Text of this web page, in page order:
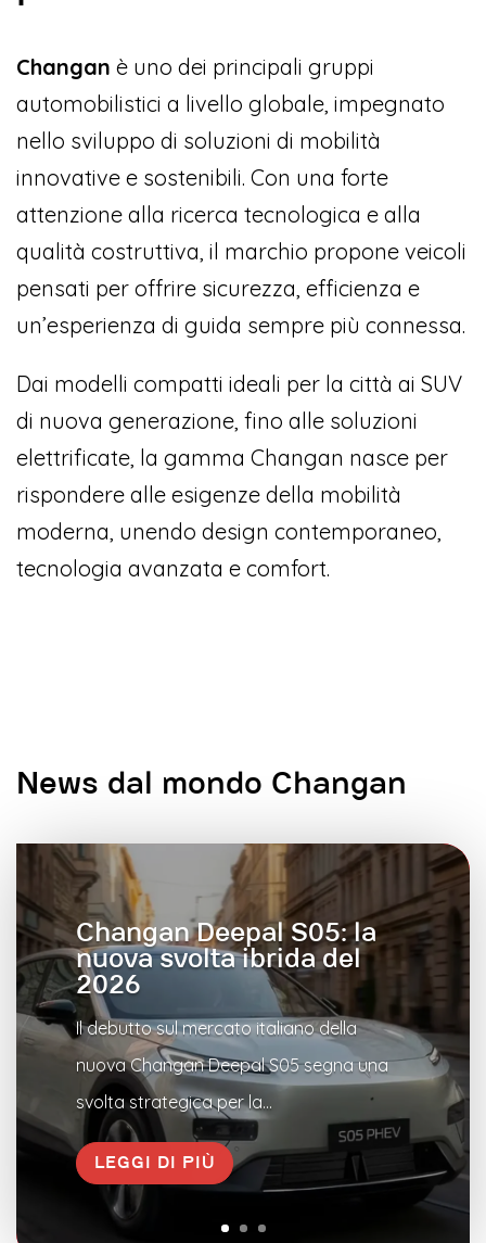
Changan è uno dei principali gruppi
automobilistici a livello globale, impegnato
nello sviluppo di soluzioni di mobilità
innovative e sostenibili. Con una forte
attenzione alla ricerca tecnologica e alla
qualità costruttiva, il marchio propone veicoli
pensati per offrire sicurezza, efficienza e
un’esperienza di guida sempre più connessa.
Dai modelli compatti ideali per la città ai SUV
di nuova generazione, fino alle soluzioni
elettrificate, la gamma Changan nasce per
rispondere alle esigenze della mobilità
moderna, unendo design contemporaneo,
tecnologia avanzata e comfort.
News dal mondo Changan
Changan Deepal S05: la
nuova svolta ibrida del
2026
Il debutto sul mercato italiano della
nuova Changan Deepal S05 segna una
svolta strategica per la...
LEGGI DI PIÙ